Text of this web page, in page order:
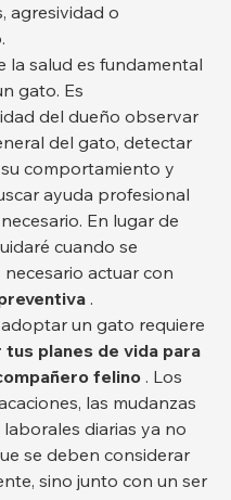
agresividad o
la salud es fundamental
gato. Es
del dueño observar
del gato, detectar
comportamiento y
ayuda profesional
En lugar de
cuando se
necesario actuar con
.
un gato requiere
planes de vida para
felino . Los
las mudanzas
diarias ya no
se deben considerar
sino junto con un ser